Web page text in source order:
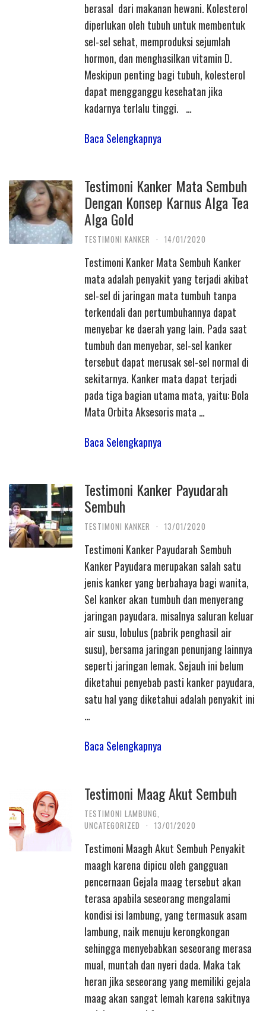
berasal dari makanan hewani. Kolesterol
diperlukan oleh tubuh untuk membentuk
sel-sel sehat, memproduksi sejumlah
hormon, dan menghasilkan vitamin D.
Meskipun penting bagi tubuh, kolesterol
dapat mengganggu kesehatan jika
kadarnya terlalu tinggi. …
Baca Selengkapnya
Testimoni Kanker Mata Sembuh
Dengan Konsep Karnus Alga Tea
Alga Gold
TESTIMONI KANKER · 14/01/2020
Testimoni Kanker Mata Sembuh Kanker
mata adalah penyakit yang terjadi akibat
sel-sel di jaringan mata tumbuh tanpa
terkendali dan pertumbuhannya dapat
menyebar ke daerah yang lain. Pada saat
tumbuh dan menyebar, sel-sel kanker
tersebut dapat merusak sel-sel normal di
sekitarnya. Kanker mata dapat terjadi
pada tiga bagian utama mata, yaitu: Bola
Mata Orbita Aksesoris mata …
Baca Selengkapnya
Testimoni Kanker Payudarah
Sembuh
TESTIMONI KANKER · 13/01/2020
Testimoni Kanker Payudarah Sembuh
Kanker Payudara merupakan salah satu
jenis kanker yang berbahaya bagi wanita,
Sel kanker akan tumbuh dan menyerang
jaringan payudara. misalnya saluran keluar
air susu, lobulus (pabrik penghasil air
susu), bersama jaringan penunjang lainnya
seperti jaringan lemak. Sejauh ini belum
diketahui penyebab pasti kanker payudara,
satu hal yang diketahui adalah penyakit ini
…
Baca Selengkapnya
Testimoni Maag Akut Sembuh
TESTIMONI LAMBUNG,
UNCATEGORIZED
· 13/01/2020
Testimoni Maagh Akut Sembuh Penyakit
maagh karena dipicu oleh gangguan
pencernaan Gejala maag tersebut akan
terasa apabila seseorang mengalami
kondisi isi lambung, yang termasuk asam
lambung, naik menuju kerongkongan
sehingga menyebabkan seseorang merasa
mual, muntah dan nyeri dada. Maka tak
heran jika seseorang yang memiliki gejala
maag akan sangat lemah karena sakitnya